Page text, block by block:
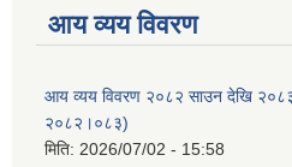
आय व्यय विवरण
आय व्यय विवरण २०८२ साउन देखि
२०८२।०८३)
मिति: 2026/07/02 - 15:58